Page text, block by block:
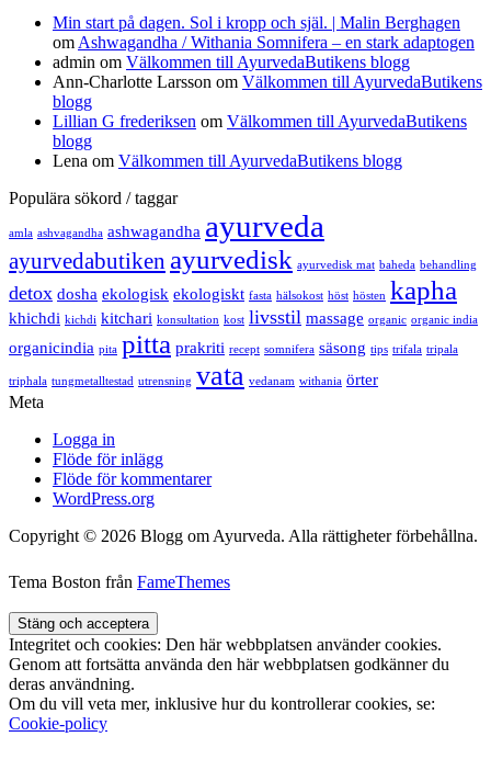
Min start på dagen. Sol i kropp och själ. | Malin Berghagen
om Ashwagandha / Withania Somnifera – en stark adaptogen
admin om Välkommen till AyurvedaButikens blogg
Ann-Charlotte Larsson om Välkommen till AyurvedaButikens
blogg
Lillian G frederiksen om Välkommen till AyurvedaButikens
blogg
Lena om Välkommen till AyurvedaButikens blogg
Populära sökord / taggar
amla ashvagandha ashwagandha ayurveda
ayurvedabutiken ayurvedisk ayurvedisk mat baheda behandling
detox dosha ekologisk ekologiskt fasta hälsokost höst hösten kapha
khichdi kichdi kitchari konsultation kost livsstil massage organic organic india
organicindia pita pitta prakriti recept somnifera säsong tips trifala tripala
triphala tungmetalltestad utrensning vata vedanam withania örter
Meta
Logga in
Flöde för inlägg
Flöde för kommentarer
WordPress.org
Copyright © 2026 Blogg om Ayurveda. Alla rättigheter förbehållna.
Tema Boston från FameThemes